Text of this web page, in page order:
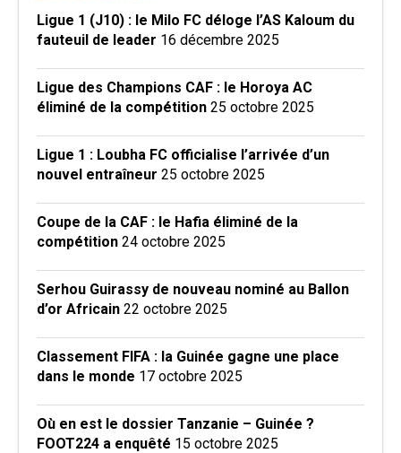
Ligue 1 (J10) : le Milo FC déloge l’AS Kaloum du
fauteuil de leader 16 décembre 2025
Ligue des Champions CAF : le Horoya AC
éliminé de la compétition 25 octobre 2025
Ligue 1 : Loubha FC officialise l’arrivée d’un
nouvel entraîneur 25 octobre 2025
Coupe de la CAF : le Hafia éliminé de la
compétition 24 octobre 2025
Serhou Guirassy de nouveau nominé au Ballon
d’or Africain 22 octobre 2025
Classement FIFA : la Guinée gagne une place
dans le monde 17 octobre 2025
Où en est le dossier Tanzanie – Guinée ?
FOOT224 a enquêté 15 octobre 2025